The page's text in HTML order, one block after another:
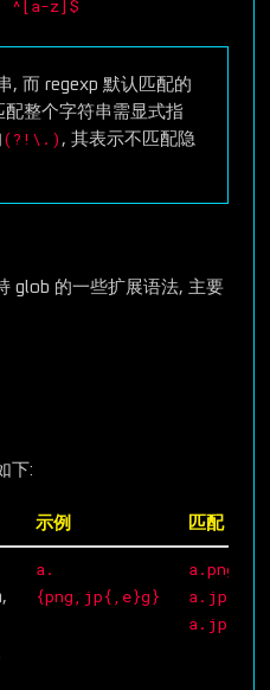
^[a-z]$
, 而 regexp 默认匹配的
整个字符串需显式指
(?!\.) , 其表示不匹配隐
glob 的一些扩展语法, 主要
下:
示例 匹配
a.
{png,jp{,e}g}
a.png
a.jpg
a.jpeg